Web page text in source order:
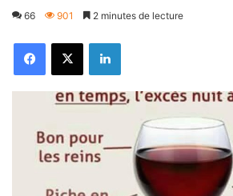
66 901 2 minutes de lecture
FacebookX Linkedin